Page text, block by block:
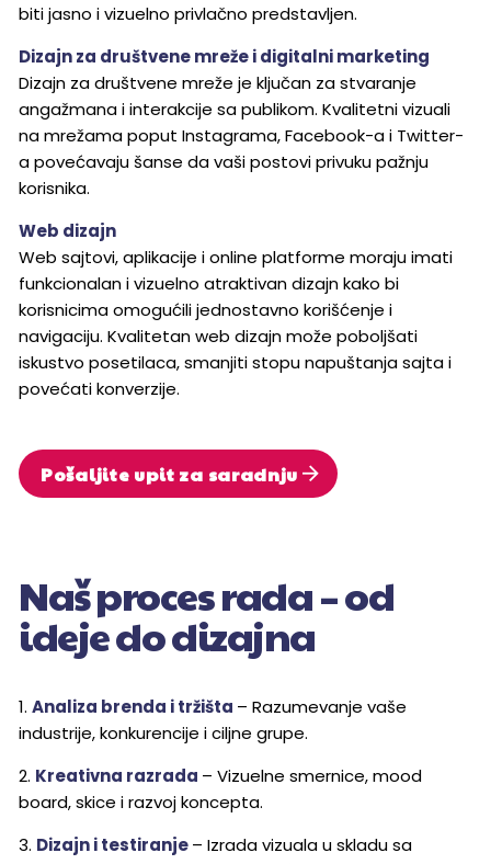
biti jasno i vizuelno privlačno predstavljen.
Dizajn za društvene mreže i digitalni marketing
Dizajn za društvene mreže je ključan za stvaranje
angažmana i interakcije sa publikom. Kvalitetni vizuali
na mrežama poput Instagrama, Facebook-a i Twitter-
a povećavaju šanse da vaši postovi privuku pažnju
korisnika.
Web dizajn
Web sajtovi, aplikacije i online platforme moraju imati
funkcionalan i vizuelno atraktivan dizajn kako bi
korisnicima omogućili jednostavno korišćenje i
navigaciju. Kvalitetan web dizajn može poboljšati
iskustvo posetilaca, smanjiti stopu napuštanja sajta i
povećati konverzije.
Pošaljite upit za saradnju
Naš proces rada – od
ideje do dizajna
1. Analiza brenda i tržišta – Razumevanje vaše
industrije, konkurencije i ciljne grupe.
2. Kreativna razrada – Vizuelne smernice, mood
board, skice i razvoj koncepta.
3. Dizajn i testiranje– Izrada vizuala u skladu sa